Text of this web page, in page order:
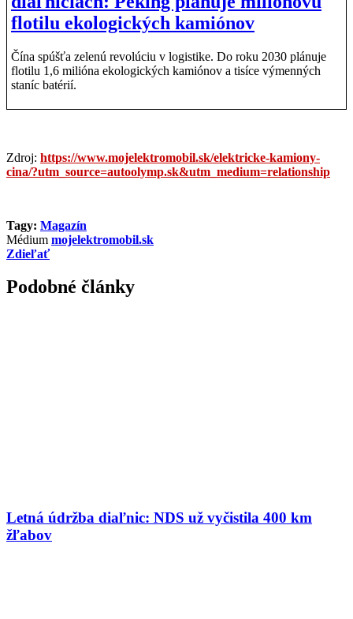
flotilu ekologických kamiónov
Čína spúšťa zelenú revolúciu v logistike. Do roku 2030 plánuje
flotilu 1,6 milióna ekologických kamiónov a tisíce výmenných
staníc batérií.
Zdroj: https://www.mojelektromobil.sk/elektricke-kamiony-
cina/?utm_source=autoolymp.sk&utm_medium=relationship
Tagy: Magazín
Médium mojelektromobil.sk
Zdieľať
Podobné články
Letná údržba diaľnic: NDS už vyčistila 400 km
žľabov